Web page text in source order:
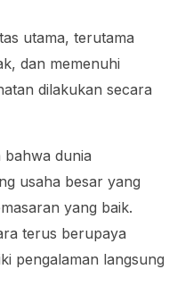
utama, terutama
dan memenuhi
dilakukan secara
bahwa dunia
usaha besar yang
yang baik.
terus berupaya
pengalaman langsung